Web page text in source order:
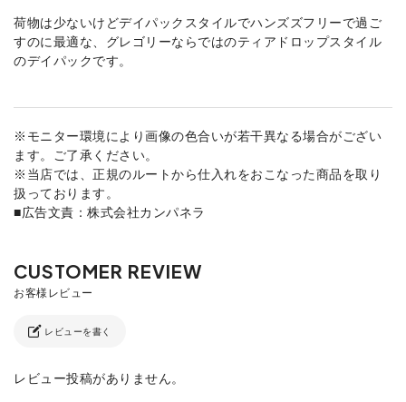
荷物は少ないけどデイパックスタイルでハンズズフリーで過ご
すのに最適な、グレゴリーならではのティアドロップスタイル
のデイパックです。
※モニター環境により画像の色合いが若干異なる場合がござい
ます。ご了承ください。
※当店では、正規のルートから仕入れをおこなった商品を取り
扱っております。
■広告文責：株式会社カンパネラ
レビューを書く
レビュー投稿がありません。